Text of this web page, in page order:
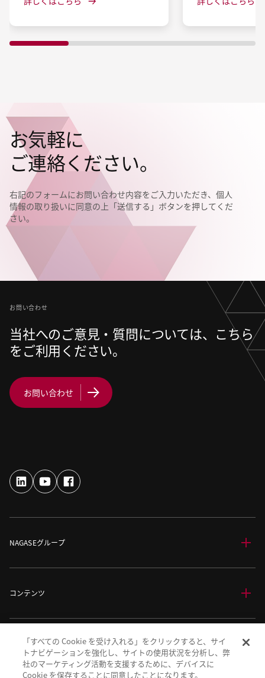
お気軽に
ご連絡ください。
右記のフォームにお問い合わせ内容をご入力いただき、個人
情報の取り扱いに同意の上「送信する」ボタンを押してくだ
さい。
お問い合わせ
当社へのご意見・質問については、こちら
をご利用ください。
お問い合わせ
NAGASEグループ
コンテンツ
サイト情報
「すべての Cookie を受け入れる」をクリックすると、サイ
トナビゲーションを強化し、サイトの使用状況を分析し、弊
社のマーケティング活動を支援するために、デバイスに
Cookie を保存することに同意したことになります。